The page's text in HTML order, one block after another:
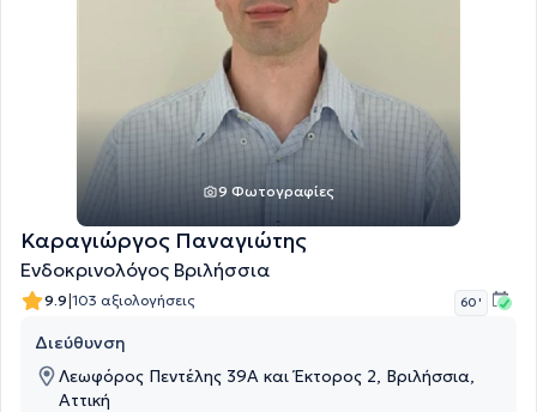
9 Φωτογραφίες
Καραγιώργος Παναγιώτης
Ενδοκρινολόγος Βριλήσσια
9.9|103 αξιολογήσεις 60 '
Διεύθυνση
Λεωφόρος Πεντέλης 39Α και Έκτορος 2, Βριλήσσια,
Αττική